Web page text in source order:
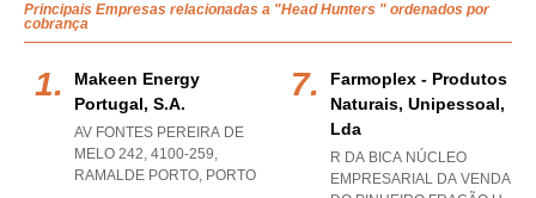
Principais Empresas relacionadas a "Head Hunters " ordenados por
cobrança
Makeen Energy
Portugal, S.a.
AV FONTES PEREIRA DE
MELO 242, 4100-259,
RAMALDE PORTO, PORTO
Farmoplex - Produtos
Naturais, Unipessoal,
Lda
R DA BICA NÚCLEO
EMPRESARIAL DA VENDA